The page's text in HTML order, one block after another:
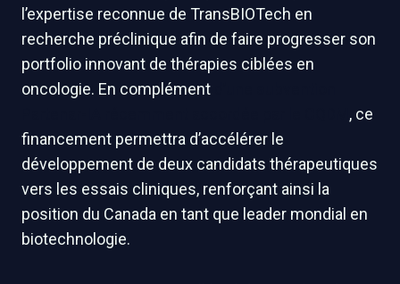
l’expertise reconnue de TransBIOTech en
recherche préclinique afin de faire progresser son
portfolio innovant de thérapies ciblées en
oncologie. En complément
, ce
financement permettra d’accélérer le
développement de deux candidats thérapeutiques
vers les essais cliniques, renforçant ainsi la
position du Canada en tant que leader mondial en
biotechnologie.